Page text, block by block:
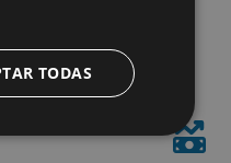
TODAS